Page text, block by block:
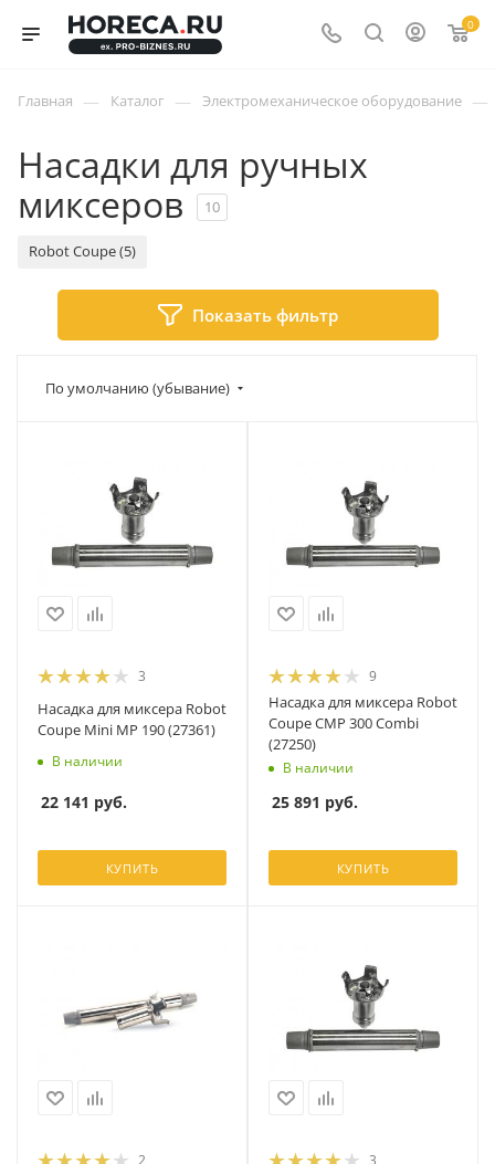
0
Главная — Каталог — Электромеханическое оборудование —
Насадки для ручных
миксеров
10
Robot Coupe (5)
Показать фильтр
По умолчанию (убывание)
3
Насадка для миксера Robot
Coupe Mini MP 190 (27361)
В наличии
22 141 руб.
КУПИТЬ
9
Насадка для миксера Robot
Coupe СМР 300 Combi
(27250)
В наличии
25 891 руб.
КУПИТЬ
2 3